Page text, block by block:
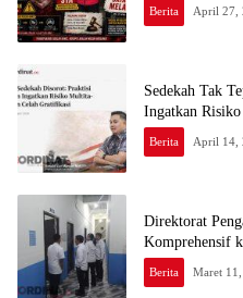
Berita April 27,
Sedekah Tak
Ingatkan
Berita April 14,
Direktorat
Berita Maret